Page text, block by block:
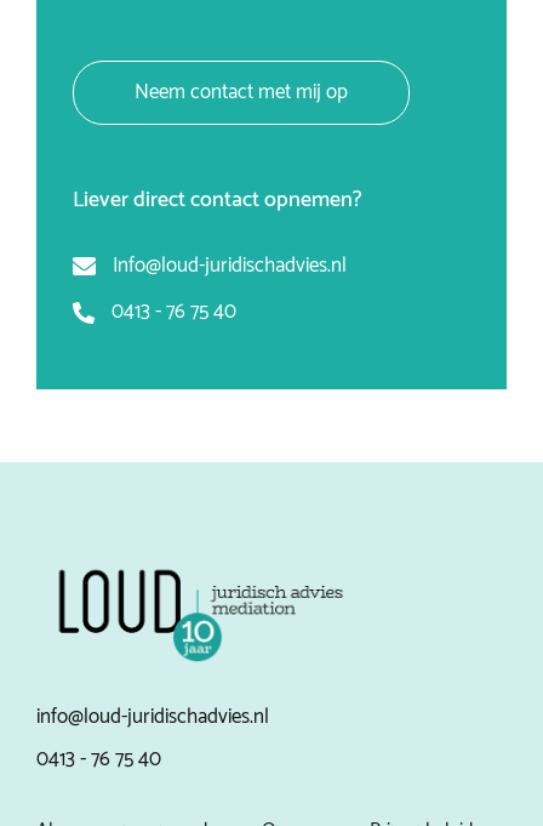
Neem contact met mij op
Liever direct contact opnemen?
Info@loud-juridischadvies.nl
0413 - 76 75 40
info@loud-juridischadvies.nl
0413 - 76 75 40